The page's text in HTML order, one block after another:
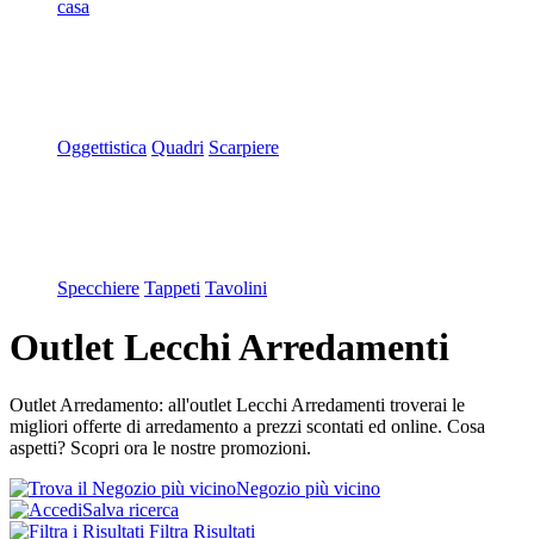
casa
Oggettistica Quadri Scarpiere
Specchiere Tappeti Tavolini
Outlet Lecchi Arredamenti
Outlet Arredamento: all'outlet Lecchi Arredamenti troverai le
migliori offerte di arredamento a prezzi scontati ed online. Cosa
aspetti? Scopri ora le nostre promozioni.
Negozio più vicino
Salva ricerca
Filtra Risultati